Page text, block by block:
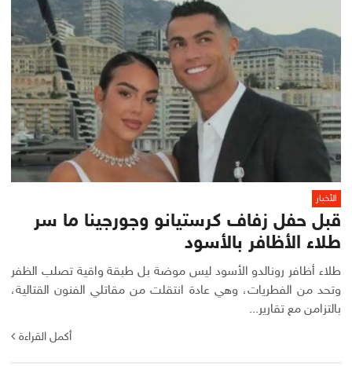
الأخبار
قبل حفل زفاف كرستيانو وجورجينا ما سر
طلاء الأظافر بالأسود
طلاء أظافر رونالدو الأسود ليس موضة بل طبقة واقية تصلب الظفر
وتحد من الفطريات، وهي عادة انتقلت من مقاتلي الفنون القتالية،
بالتزامن مع تقارير...
أكمل القراءة